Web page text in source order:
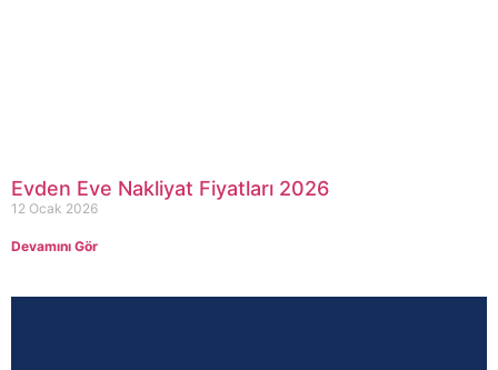
Evden Eve Nakliyat Fiyatları 2026
12 Ocak 2026
Devamını Gör